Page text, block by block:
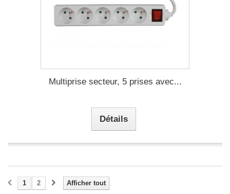
Multiprise secteur, 5 prises avec...
Détails
Afficher tout
1 2